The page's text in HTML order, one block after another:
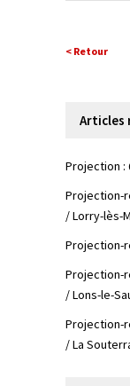
< Retour
Articles
Projection :
Projection-
/ Lorry-lès-
Projection-
Projection-
/ Lons-le-
Projection-
/ La